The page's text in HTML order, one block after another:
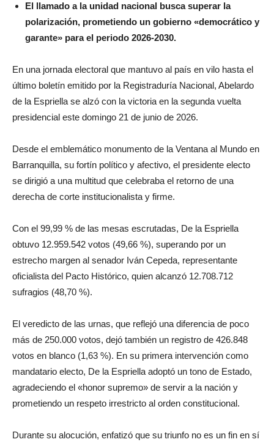
El llamado a la unidad nacional busca superar la
polarización, prometiendo un gobierno «democrático y
garante» para el periodo 2026-2030.
En una jornada electoral que mantuvo al país en vilo hasta el
último boletín emitido por la Registraduría Nacional, Abelardo
de la Espriella se alzó con la victoria en la segunda vuelta
presidencial este domingo 21 de junio de 2026.
Desde el emblemático monumento de la Ventana al Mundo en
Barranquilla, su fortín político y afectivo, el presidente electo
se dirigió a una multitud que celebraba el retorno de una
derecha de corte institucionalista y firme.
Con el 99,99 % de las mesas escrutadas, De la Espriella
obtuvo 12.959.542 votos (49,66 %), superando por un
estrecho margen al senador Iván Cepeda, representante
oficialista del Pacto Histórico, quien alcanzó 12.708.712
sufragios (48,70 %).
El veredicto de las urnas, que reflejó una diferencia de poco
más de 250.000 votos, dejó también un registro de 426.848
votos en blanco (1,63 %). En su primera intervención como
mandatario electo, De la Espriella adoptó un tono de Estado,
agradeciendo el «honor supremo» de servir a la nación y
prometiendo un respeto irrestricto al orden constitucional.
Durante su alocución, enfatizó que su triunfo no es un fin en sí